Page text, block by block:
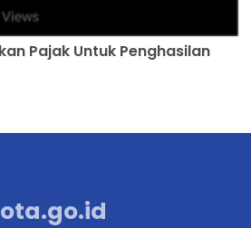
Pajak Untuk Penghasilan